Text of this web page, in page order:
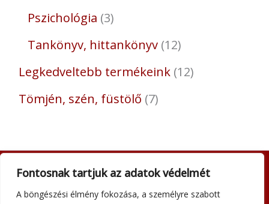
Fontosnak tartjuk az adatok védelmét
A böngészési élmény fokozása, a személyre szabott
Pszichológia 3
Tankönyv, hittankönyv 12
Legkedveltebb termékeink 12
Tömjén, szén, füstölő 7
Adatkezelési tájékoztató
Általános szerződési feltételek